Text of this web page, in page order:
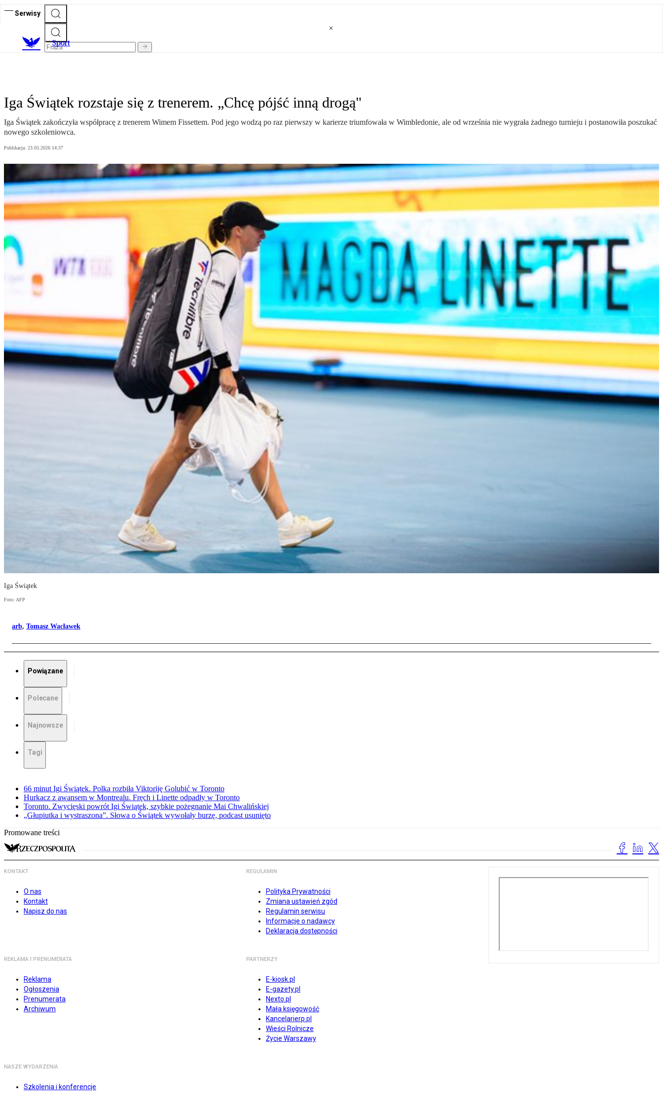
Serwisy
Sport
Iga Świątek rozstaje się z trenerem. „Chcę pójść inną drogą"
Iga Świątek zakończyła współpracę z trenerem Wimem Fissettem. Pod jego wodzą po raz pierwszy w karierze triumfowała w Wimbledonie, ale od września nie wygrała żadnego turnieju i postanowiła poszukać
nowego szkoleniowca.
Publikacja: 23.03.2026 14:37
Iga Świątek
Foto: AFP
arb, Tomasz Wacławek
Powiązane
Polecane
Najnowsze
Tagi
66 minut Igi Świątek. Polka rozbiła Viktoriję Golubić w Toronto
Hurkacz z awansem w Montrealu. Fręch i Linette odpadły w Toronto
Toronto. Zwycięski powrót Igi Świątek, szybkie pożegnanie Mai Chwalińskiej
„Głupiutka i wystraszona”. Słowa o Świątek wywołały burzę, podcast usunięto
Promowane treści
KONTAKT
O nas
Kontakt
Napisz do nas
REGULAMIN
Polityka Prywatności
Zmiana ustawień zgód
Regulamin serwisu
Informacje o nadawcy
Deklaracja dostępności
REKLAMA I PRENUMERATA
Reklama
Ogłoszenia
Prenumerata
Archiwum
PARTNERZY
E-kiosk.pl
E-gazety.pl
Nexto.pl
Mała księgowość
Kancelarierp.pl
Wieści Rolnicze
Życie Warszawy
NASZE WYDARZENIA
Szkolenia i konferencje